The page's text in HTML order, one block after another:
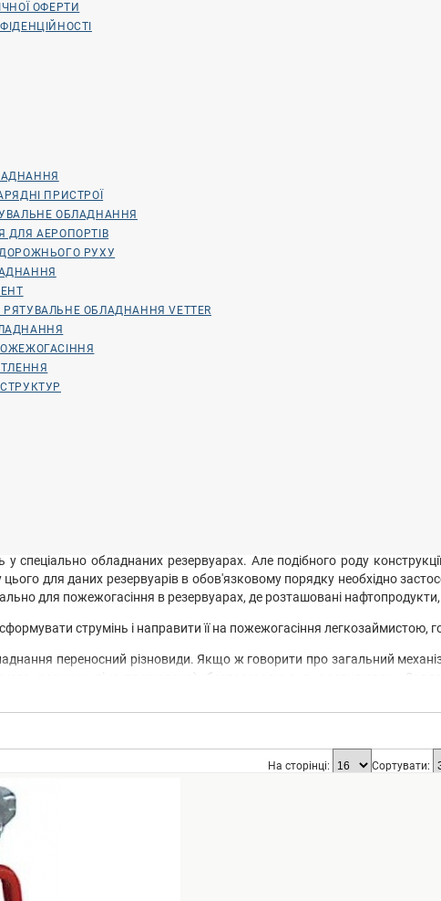
спеціально обладнаних резервуарах. Але подібного роду
для даних резервуарів в обов'язковому порядку необхідно
для пожежогасіння в резервуарах, де розташовані
струмінь і направити її на пожежогасіння легкозаймистою,
переносний різновиди. Якщо ж говорити про загальний
розчину піноутворювача) безпосередньо в розпилювач.
за механізмом дії, а також конструкції схожі і різняться
Сортувати:
На сторінці:
ОФЕРТИ
ПРИСТРОЇ
ОБЛАДНАННЯ
ДЛЯ АЕРОПОРТІВ
РУХУ
ОБЛАДНАННЯ VETTER